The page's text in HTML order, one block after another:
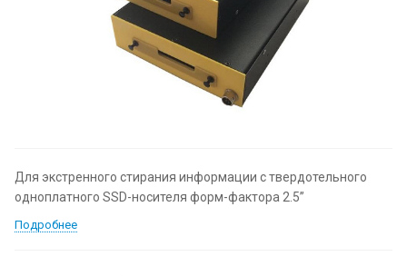
Для экстренного стирания информации с твердотельного
одноплатного SSD-носителя форм-фактора 2.5”
Подробнее